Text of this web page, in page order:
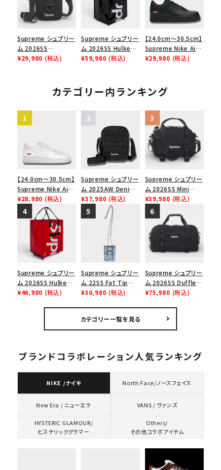
Supreme シュプリー
ム 2026SS
Shoulder Bag ショ
¥29,980 (税込)
Supreme シュプリー
ム 2026SS Hulken
Rolling Tote
ブラック
¥59,980 (税込)
【24.0cm～30.5cm】
Supreme Nike Air
Force 1 Low シュプ
ューズ ブラック
¥29,980 (税込)
カテゴリー内ランキング
【24.0cm～30.5cm】
Supreme Nike Air
Force 1 Low シュプ
リーム ナイキエアフォ
ース１スニーカー シ
ューズ ホワイト
¥28,980 (税込)
Supreme シュプリー
ム 2025AW Denim
Shoulder Bag デニ
ム ショルダーバッグ
ブラック
¥37,980 (税込)
Supreme シュプリー
ム 2026SS Mini
Duffle Bag ミニダッ
フルバッグ ブラック
¥39,980 (税込)
Supreme シュプリー
ム 2026SS Hulken
Rolling Tote
¥46,980 (税込)
Supreme シュプリー
ム 22SS Fat Tip
Jacquard Denim
ムネックポーチ ブル
ー
¥30,980 (税込)
Supreme シュプリー
ム 2026SS Duffle
Bag ダッフルバッグ
¥75,980 (税込)
カテゴリー一覧を見る
ブランドコラボレーション人気ランキング
NIKE /ナイキ North Face/ノースフェイス
New Era / ニューエラ VANS / ヴァンズ
HYSTERIC GLAMOUR/
ヒステリックグラマー
Others/
その他コラボアイテム